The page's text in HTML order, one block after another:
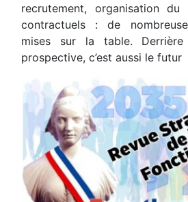
recrutement, organisation
contractuels : de
mises sur la table.
prospective, c’est aussi le futur